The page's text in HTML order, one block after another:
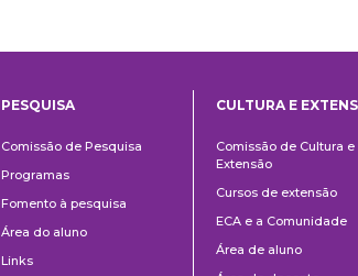
PESQUISA
Comissão de Pesquisa
Programas
Fomento à pesquisa
Área do aluno
Links
e
Extensão
CULTURA E
Comissão de Cultura e
Extensão
Cursos de extensão
ECA e a Comunidade
Área de aluno